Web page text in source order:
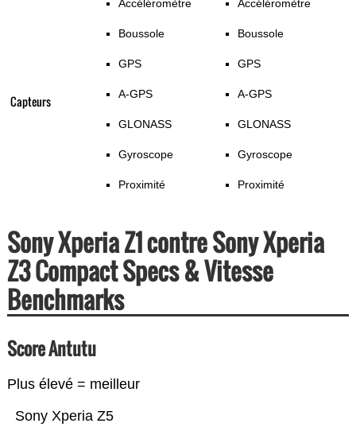
Capteurs
Accéléromètre
Boussole
GPS
A-GPS
GLONASS
Gyroscope
Proximité
Accéléromètre
Boussole
GPS
A-GPS
GLONASS
Gyroscope
Proximité
Sony Xperia Z1 contre Sony Xperia
Z3 Compact Specs & Vitesse
Benchmarks
Score Antutu
Plus élevé = meilleur
Sony Xperia Z5